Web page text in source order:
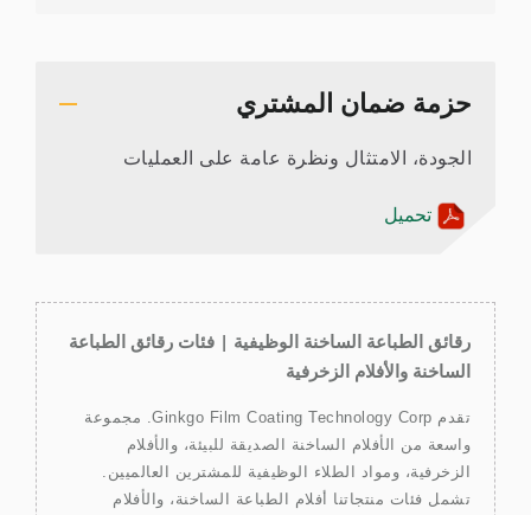
حزمة ضمان المشتري
الجودة، الامتثال ونظرة عامة على العمليات
تحميل
رقائق الطباعة الساخنة الوظيفية | فئات رقائق الطباعة
الساخنة والأفلام الزخرفية
تقدم Ginkgo Film Coating Technology Corp. مجموعة
واسعة من الأفلام الساخنة الصديقة للبيئة، والأفلام
الزخرفية، ومواد الطلاء الوظيفية للمشترين العالميين.
تشمل فئات منتجاتنا أفلام الطباعة الساخنة، والأفلام